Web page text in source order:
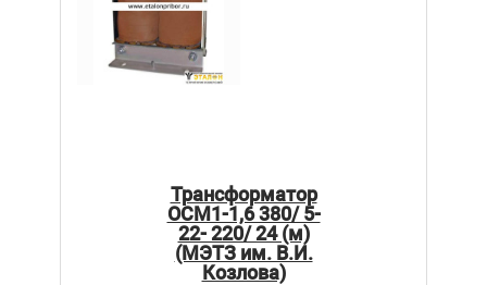
Трансформатор
ОСМ1-1,6 380/ 5-
22- 220/ 24 (м)
(МЭТЗ им. В.И.
Козлова)